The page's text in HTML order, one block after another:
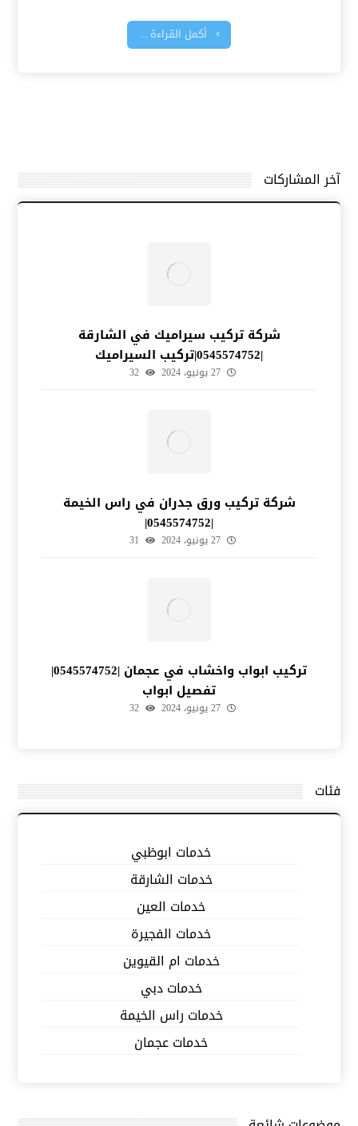
أكمل القراءة ...
آخر المشاركات
شركة تركيب سيراميك في الشارقة
|0545574752|تركيب السيراميك
27 يونيو، 2024 32
شركة تركيب ورق جدران في راس الخيمة
|0545574752|
27 يونيو، 2024 31
تركيب ابواب واخشاب في عجمان |0545574752|
تفصيل ابواب
27 يونيو، 2024 32
فئات
خدمات ابوظبي
خدمات الشارقة
خدمات العين
خدمات الفجيرة
خدمات ام القيوين
خدمات دبي
خدمات راس الخيمة
خدمات عجمان